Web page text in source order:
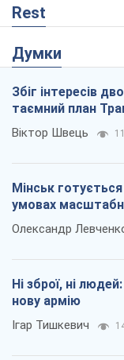
Rest
Думки
Збіг інтересів
таємний план
Віктор Швець
Мінськ
умовах
Олександр
Ні зброї, ні
нову армію
Ігар Тишкевич